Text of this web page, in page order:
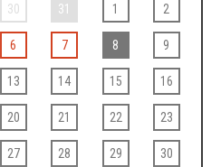
30 31 1 2
6 7 8 9
13 14 15 16
20 21 22 23
27 28 29 30